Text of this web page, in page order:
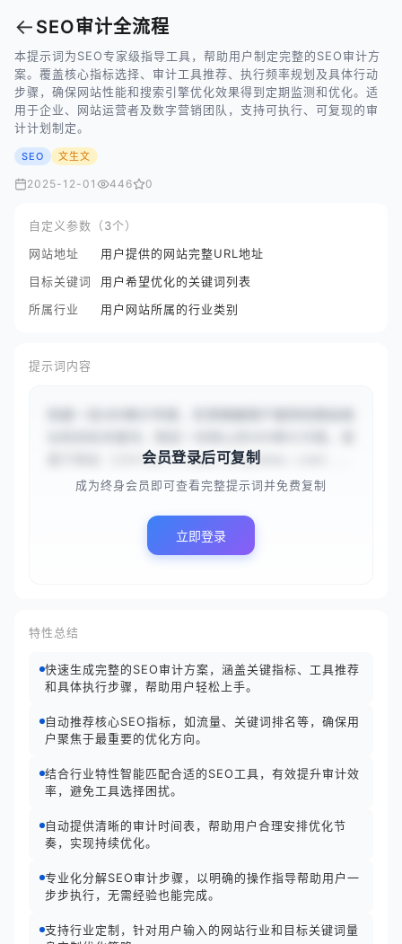
← SEO审计全流程
本提示词为SEO专家级指导工具，帮助用户制定完整的SEO审计方
案。覆盖核心指标选择、审计工具推荐、执行频率规划及具体行动
步骤，确保网站性能和搜索引擎优化效果得到定期监测和优化。适
用于企业、网站运营者及数字营销团队，支持可执行、可复现的审
计计划制定。
SEO 文生文
2025-12-01 446 0
自定义参数（3个）
网站地址
用户提供的网站完整URL地址
目标关键词
用户希望优化的关键词列表
所属行业
用户网站所属的行业类别
提示词内容
基于网站 {{https://www.shopdemo.com}...
会员登录后可复制
成为终身会员即可查看完整提示词并免费复制
立即登录
特性总结
快速生成完整的SEO审计方案，涵盖关键指标、工具推荐
和具体执行步骤，帮助用户轻松上手。
自动推荐核心SEO指标，如流量、关键词排名等，确保用
户聚焦于最重要的优化方向。
结合行业特性智能匹配合适的SEO工具，有效提升审计效
率，避免工具选择困扰。
自动提供清晰的审计时间表，帮助用户合理安排优化节
奏，实现持续优化。
专业化分解SEO审计步骤，以明确的操作指导帮助用户一
步步执行，无需经验也能完成。
支持行业定制，针对用户输入的网站行业和目标关键词量